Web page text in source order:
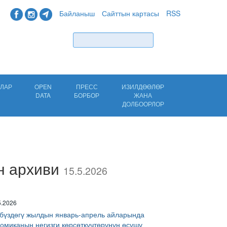
Байланыш Сайттын картасы RSS
OPEN
DATA
ПРЕСС
БОРБОР
ИЗИЛДӨӨЛӨР
ЖАНА
ДОЛБООРЛОР
архиви 15.5.2026
жылдын январь-апрель айларында
негизги көрсөткүчтөрүнүн өсүшү